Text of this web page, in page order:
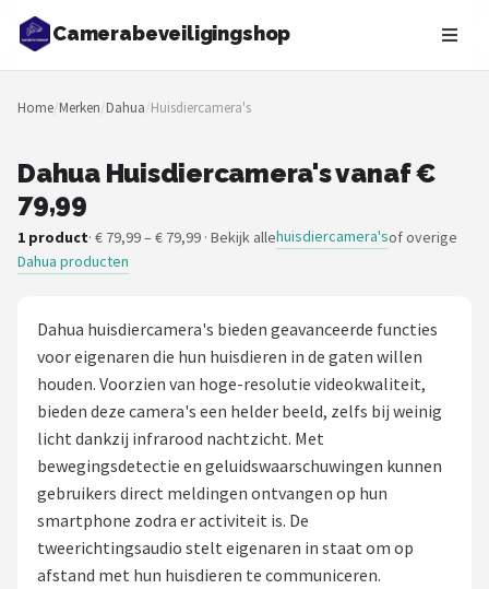
Camerabeveiligingshop
Zoeken
NAVIGATIE
Merken
Blog
Camera Deurbellen
NAS
Shop
POPULAIRE MERKEN
Eufy
Home/Merken/Dahua/Huisdiercamera's
Dahua Huisdiercamera's vanaf €
79,99
1 product· € 79,99 – € 79,99 · Bekijk allehuisdiercamera'sof overige
Dahua producten
Dahua huisdiercamera's bieden geavanceerde functies
voor eigenaren die hun huisdieren in de gaten willen
houden. Voorzien van hoge-resolutie videokwaliteit,
bieden deze camera's een helder beeld, zelfs bij weinig
licht dankzij infrarood nachtzicht. Met
bewegingsdetectie en geluidswaarschuwingen kunnen
gebruikers direct meldingen ontvangen op hun
smartphone zodra er activiteit is. De
tweerichtingsaudio stelt eigenaren in staat om op
afstand met hun huisdieren te communiceren.